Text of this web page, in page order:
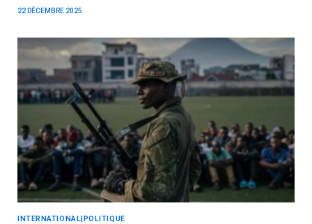
22 DÉCEMBRE 2025
INTERNATIONAL|POLITIQUE